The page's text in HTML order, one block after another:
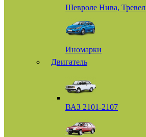
Шевроле Нива, Тревел
Иномарки
Двигатель
ВАЗ 2101-2107